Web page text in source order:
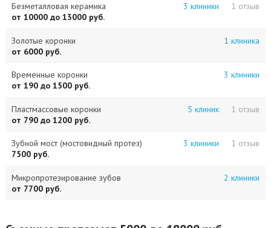
Безметалловая керамика 1 отзыв
3 клиники
от 10000 до 13000 руб.
Золотые коронки
1 клиника
от 6000 руб.
Временные коронки
3 клиники
от 190 до 1500 руб.
Пластмассовые коронки 1 отзыв
5 клиник
от 790 до 1200 руб.
Зубной мост (мостовидный протез) 1 отзыв
3 клиники
7500 руб.
Микропротезирование зубов
2 клиники
от 7700 руб.